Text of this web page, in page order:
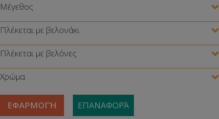
Μέγεθος
Πλέκεται με βελονάκι
Πλέκεται με βελόνες
Χρώμα
ΕΦΑΡΜΟΓΉ ΕΠΑΝΑΦΟΡΆ